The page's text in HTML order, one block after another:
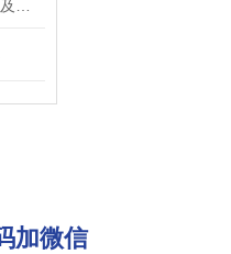
加微信